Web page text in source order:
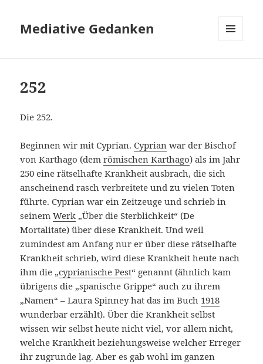
Mediative Gedanken
252
Die 252.
Beginnen wir mit Cyprian. Cyprian war der Bischof
von Karthago (demrömischen Karthago) als im Jahr
250 eine rätselhafte Krankheit ausbrach, die sich
anscheinend rasch verbreitete und zu vielen Toten
führte. Cyprian war ein Zeitzeuge und schrieb in
seinemWerk „Über die Sterblichkeit“ (De
Mortalitate) über diese Krankheit. Und weil
zumindest am Anfang nur er über diese rätselhafte
Krankheit schrieb, wird diese Krankheit heute nach
ihm die „cyprianische Pest“ genannt (ähnlich kam
übrigens die „spanische Grippe“ auch zu ihrem
„Namen“ – Laura Spinney hat das im Buch 1918
wunderbar erzählt). Über die Krankheit selbst
wissen wir selbst heute nicht viel, vor allem nicht,
welche Krankheit beziehungsweise welcher Erreger
ihr zugrunde lag. Aber es gab wohl im ganzen